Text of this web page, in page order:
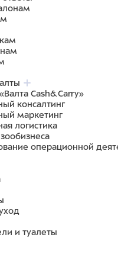
Cash&Carry»
консалтинг
маркетинг
логистика
операционной
и туалеты